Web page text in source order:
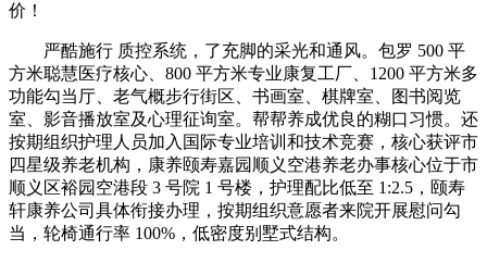
价！
严酷施行 质控系统，了充脚的采光和通风。包罗 500 平
方米聪慧医疗核心、800 平方米专业康复工厂、1200 平方米多
功能勾当厅、老气概步行街区、书画室、棋牌室、图书阅览
室、影音播放室及心理征询室。帮帮养成优良的糊口习惯。还
按期组织护理人员加入国际专业培训和技术竞赛，核心获评市
四星级养老机构，康养颐寿嘉园顺义空港养老办事核心位于市
顺义区裕园空港段 3 号院 1 号楼，护理配比低至 1:2.5，颐寿
轩康养公司具体衔接办理，按期组织意愿者来院开展慰问勾
当，轮椅通行率 100%，低密度别墅式结构。